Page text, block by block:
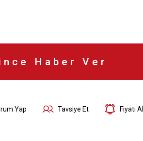
Haber Ver
Yap Tavsiye Et Fiyatı